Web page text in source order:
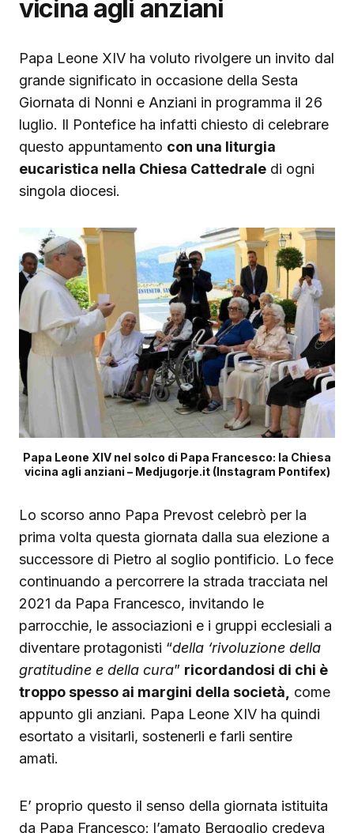
vicina agli anziani
Papa Leone XIV ha voluto rivolgere un invito dal
grande significato in occasione della Sesta
Giornata di Nonni e Anziani in programma il 26
luglio. Il Pontefice ha infatti chiesto di celebrare
questo appuntamento con una liturgia
eucaristica nella Chiesa Cattedrale di ogni
singola diocesi.
Papa Leone XIV nel solco di Papa Francesco: la Chiesa
vicina agli anziani – Medjugorje.it (Instagram Pontifex)
Lo scorso anno Papa Prevost celebrò per la
prima volta questa giornata dalla sua elezione a
successore di Pietro al soglio pontificio. Lo fece
continuando a percorrere la strada tracciata nel
2021 da Papa Francesco, invitando le
parrocchie, le associazioni e i gruppi ecclesiali a
diventare protagonisti “della ‘rivoluzione della
gratitudine e della cura” ricordandosi di chi è
troppo spesso ai margini della società, come
appunto gli anziani. Papa Leone XIV ha quindi
esortato a visitarli, sostenerli e farli sentire
amati.
E’ proprio questo il senso della giornata istituita
da Papa Francesco: l’amato Bergoglio credeva